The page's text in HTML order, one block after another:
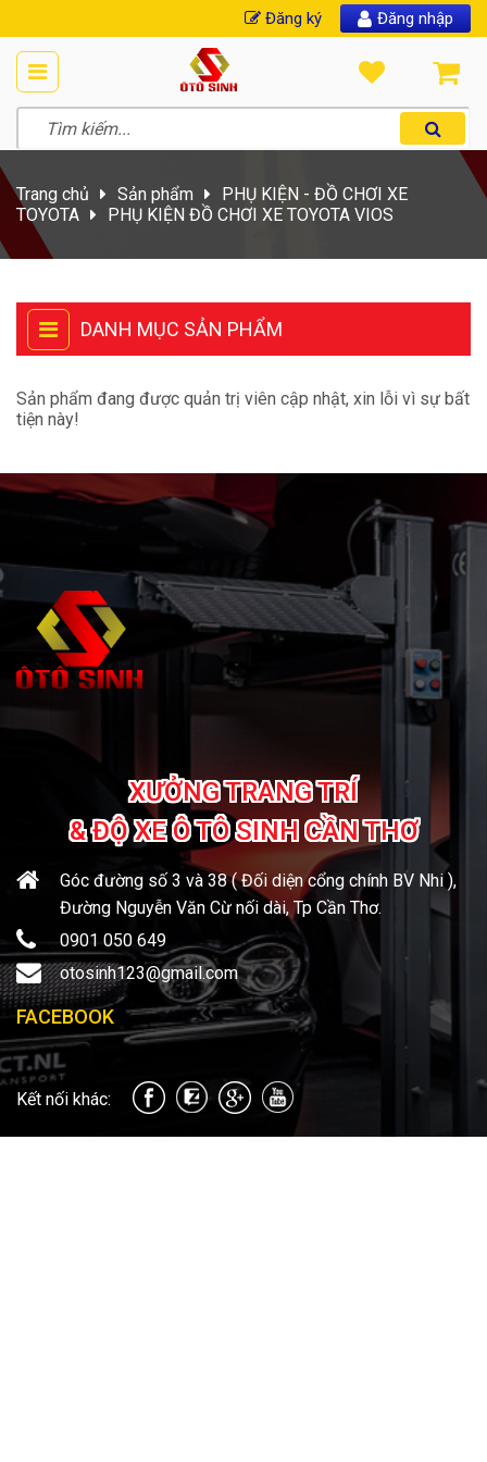
Đăng ký Đăng nhập
Trang chủ Sản phẩm
PHỤ KIỆN - ĐỒ CHƠI XE
TOYOTA
PHỤ KIỆN ĐỒ CHƠI XE TOYOTA VIOS
DANH MỤC SẢN PHẨM
Sản phẩm đang được quản trị viên cập nhật, xin lỗi vì sự bất
tiện này!
XƯỞNG TRANG TRÍ
& ĐỘ XE Ô TÔ SINH CẦN THƠ
Góc đường số 3 và 38 ( Đối diện cổng chính BV Nhi ),
Đường Nguyễn Văn Cừ nối dài, Tp Cần Thơ.
0901 050 649
otosinh123@gmail.com
FACEBOOK
Kết nối khác: